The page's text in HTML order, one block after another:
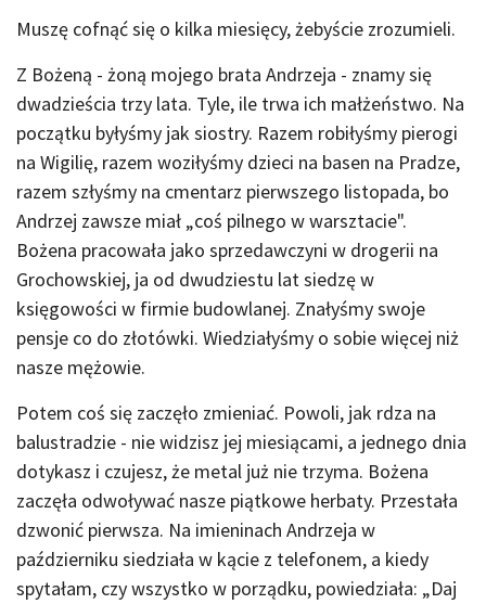
Muszę cofnąć się o kilka miesięcy, żebyście zrozumieli.
Z Bożeną - żoną mojego brata Andrzeja - znamy się
dwadzieścia trzy lata. Tyle, ile trwa ich małżeństwo. Na
początku byłyśmy jak siostry. Razem robiłyśmy pierogi
na Wigilię, razem woziłyśmy dzieci na basen na Pradze,
razem szłyśmy na cmentarz pierwszego listopada, bo
Andrzej zawsze miał „coś pilnego w warsztacie".
Bożena pracowała jako sprzedawczyni w drogerii na
Grochowskiej, ja od dwudziestu lat siedzę w
księgowości w firmie budowlanej. Znałyśmy swoje
pensje co do złotówki. Wiedziałyśmy o sobie więcej niż
nasze mężowie.
Potem coś się zaczęło zmieniać. Powoli, jak rdza na
balustradzie - nie widzisz jej miesiącami, a jednego dnia
dotykasz i czujesz, że metal już nie trzyma. Bożena
zaczęła odwoływać nasze piątkowe herbaty. Przestała
dzwonić pierwsza. Na imieninach Andrzeja w
październiku siedziała w kącie z telefonem, a kiedy
spytałam, czy wszystko w porządku, powiedziała: „Daj